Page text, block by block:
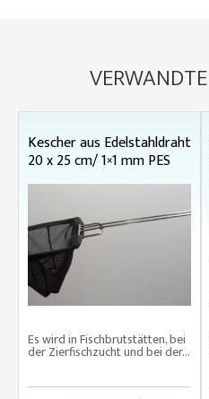
Kescher aus Edelstahldraht
20 x 25 cm/ 1×1 mm PES
Es wird in Fischbrutstätten, bei
der Zierfischzucht und bei der...